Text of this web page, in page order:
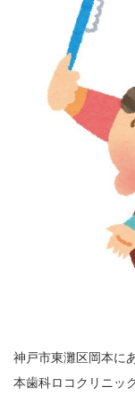
神戸市東灘区岡本に
本歯科ロコクリニッ